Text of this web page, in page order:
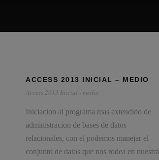
ACCESS 2013 INICIAL – MEDIO
Access 2013 Inicial - medio
Iniciacion al programa mas extendido de
administracion de bases de datos
relacionales, con el podemos manejar el
conjunto de datos que nos rodea en nuestra